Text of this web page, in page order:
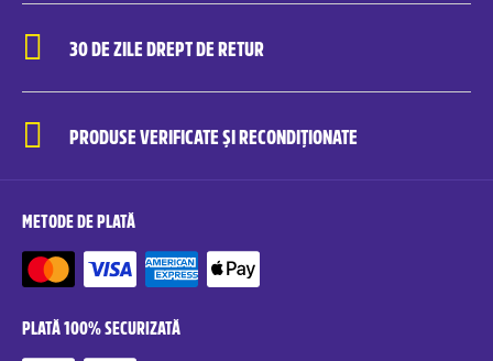
30 DE ZILE DREPT DE RETUR
PRODUSE VERIFICATE ȘI RECONDIȚIONATE
METODE DE PLATĂ
PLATĂ 100% SECURIZATĂ